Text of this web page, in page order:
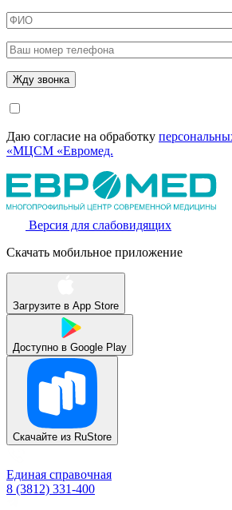
Даю согласие на обработку
«МЦСМ «Евромед.
Версия для слабовидящих
Скачать мобильное приложение
Загрузите в App Store
Доступно в Google Play
Скачайте из RuStore
Единая справочная
8 (3812) 331-400